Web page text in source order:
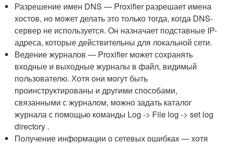
Разрешение имен DNS — Proxifier разрешает имена
хостов, но может делать это только тогда, когда DNS-
сервер не используется. Он назначает подставные IP-
адреса, которые действительны для локальной сети.
Ведение журналов — Proxifier может сохранять
входные и выходные журналы в файл, видимый
пользователю. Хотя они могут быть
проинструктированы и другими способами,
связанными с журналом, можно задать каталог
журнала с помощью команды Log -> File log -> set log
directory .
Получение информации о сетевых ошибках — хотя